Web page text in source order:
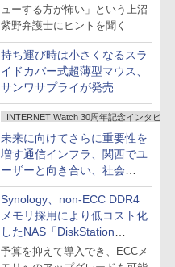
ューする方が怖い」という上沼
紫野弁護士にヒントを聞く
持ち運び時は小さくなるスラ
イドカバー式超薄型マウス、
サンワサプライが発売
INTERNET Watch 30周年記念インタビュー
未来に向けてさらに重要性を
増す通信インフラ、関西でユ
ーザーと向き合い、社会
の“あたらしい”を起動し続け
る～オプテージ
Synology、non-ECC DDR4
メモリ採用により低コスト化
したNAS「DiskStation
neo+」シリーズ
予算を抑えて導入でき、ECCメ